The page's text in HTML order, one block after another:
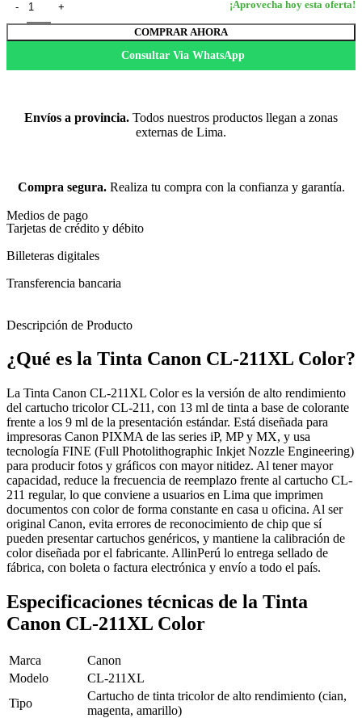
COMPRAR AHORA
Consultar Via WhatsApp
Envíos a provincia. Todos nuestros productos llegan a zonas
externas de Lima.
Compra segura.Realiza tu compra con la confianza y garantía.
Medios de pago
Tarjetas de crédito y débito
Billeteras digitales
Transferencia bancaria
Descripción de Producto
¿Qué es la Tinta Canon CL-211XL Color?
La Tinta Canon CL-211XL Color es la versión de alto rendimiento
del cartucho tricolor CL-211, con 13 ml de tinta a base de colorante
frente a los 9 ml de la presentación estándar. Está diseñada para
impresoras Canon PIXMA de las series iP, MP y MX, y usa
tecnología FINE (Full Photolithographic Inkjet Nozzle Engineering)
para producir fotos y gráficos con mayor nitidez. Al tener mayor
capacidad, reduce la frecuencia de reemplazo frente al cartucho CL-
211 regular, lo que conviene a usuarios en Lima que imprimen
documentos con color de forma constante en casa u oficina. Al ser
original Canon, evita errores de reconocimiento de chip que sí
pueden presentar cartuchos genéricos, y mantiene la calibración de
color diseñada por el fabricante. AllinPerú lo entrega sellado de
fábrica, con boleta o factura electrónica y envío a todo el país.
Especificaciones técnicas de la Tinta
Canon CL-211XL Color
Marca
Canon
Modelo
CL-211XL
Tipo
Cartucho de tinta tricolor de alto rendimiento (cian,
magenta, amarillo)